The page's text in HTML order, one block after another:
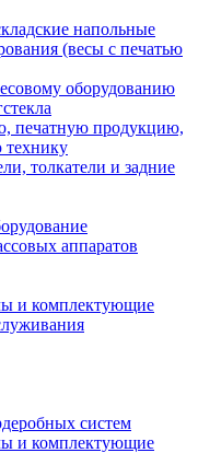
напольные
(весы с печатью
оборудованию
печатную продукцию,
толкатели и задние
аппаратов
и комплектующие
систем
и комплектующие